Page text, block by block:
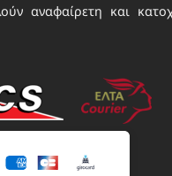
αναφαίρετη και